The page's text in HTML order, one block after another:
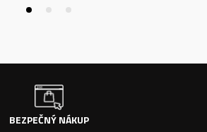
BEZPEČNÝ NÁKUP